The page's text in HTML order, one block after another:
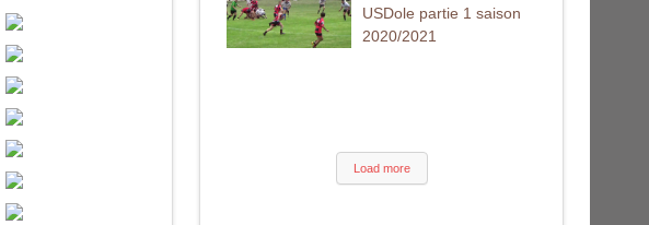
USDole partie 1 saison
2020/2021
Load more